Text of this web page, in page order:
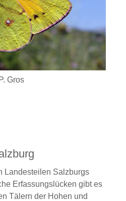
Gros
Landesteilen Salzburgs
Erfassungslücken gibt es
Tälern der Hohen und